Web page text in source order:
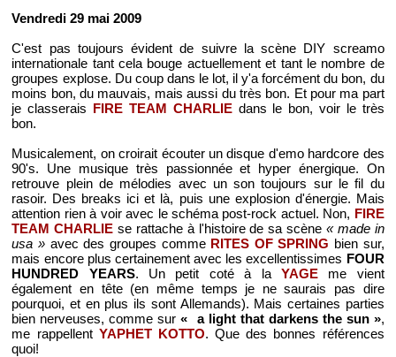
Vendredi 29 mai 2009
C'est pas toujours évident de suivre la scène DIY screamo
internationale tant cela bouge actuellement et tant le nombre de
groupes explose. Du coup dans le lot, il y'a forcément du bon, du
moins bon, du mauvais, mais aussi du très bon. Et pour ma part
je classerais FIRE TEAM CHARLIEdans le bon, voir le très
bon.
Musicalement, on croirait écouter un disque d'emo hardcore des
90's. Une musique très passionnée et hyper énergique. On
retrouve plein de mélodies avec un son toujours sur le fil du
rasoir. Des breaks ici et là, puis une explosion d'énergie. Mais
attention rien à voir avec le schéma post-rock actuel. Non, FIRE
TEAM CHARLIE se rattache à l'histoire de sa scène « made in
usa » avec des groupes comme RITES OF SPRING bien sur,
mais encore plus certainement avec les excellentissimes FOUR
HUNDRED YEARS. Un petit coté à la YAGEme vient
également en tête (en même temps je ne saurais pas dire
pourquoi, et en plus ils sont Allemands). Mais certaines parties
bien nerveuses, comme sur« a light that darkens the sun »,
me rappellent YAPHET KOTTO. Que des bonnes références
quoi!